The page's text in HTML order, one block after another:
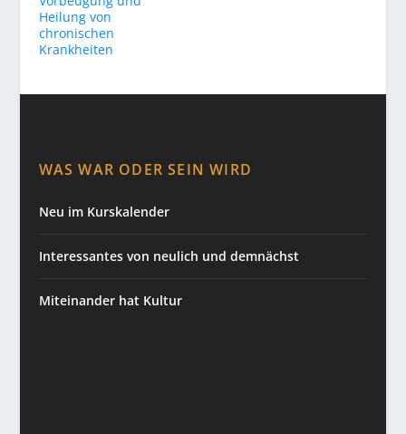
Heilung von
chronischen
Krankheiten
WAS WAR ODER SEIN WIRD
Neu im Kurskalender
Interessantes von neulich und demnächst
Miteinander hat Kultur